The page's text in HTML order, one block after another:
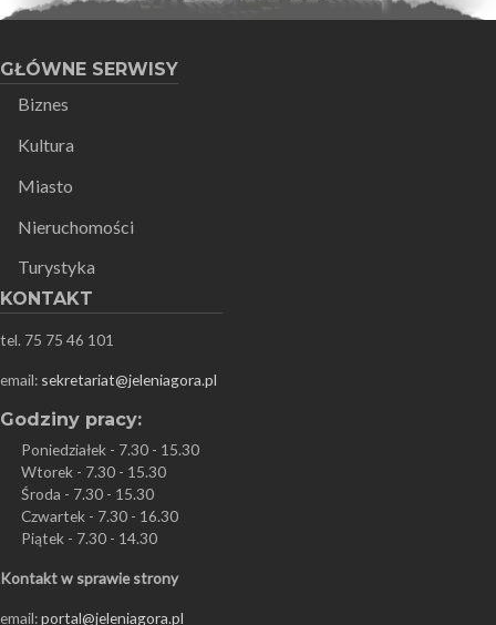
GŁÓWNE SERWISY
Biznes
Kultura
Miasto
Nieruchomości
Turystyka
KONTAKT
tel. 75 75 46 101
email: sekretariat@jeleniagora.pl
Godziny pracy:
Poniedziałek - 7.30 - 15.30
Wtorek - 7.30 - 15.30
Środa - 7.30 - 15.30
Czwartek - 7.30 - 16.30
Piątek - 7.30 - 14.30
Kontakt w sprawie strony
email:portal@jeleniagora.pl